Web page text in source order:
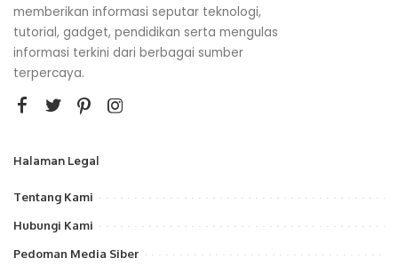
memberikan informasi seputar teknologi,
tutorial, gadget, pendidikan serta mengulas
informasi terkini dari berbagai sumber
terpercaya.
Halaman Legal
Tentang Kami
Hubungi Kami
Pedoman Media Siber